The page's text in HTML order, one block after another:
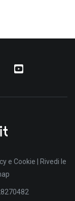
e Cookie
Rivedi le